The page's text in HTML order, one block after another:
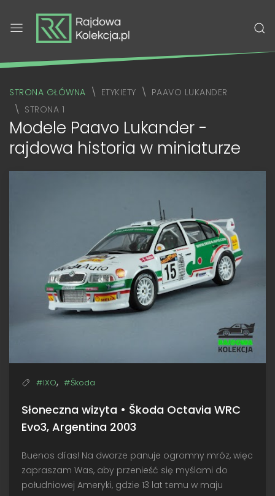
STRONA GŁÓWNA ETYKIETY
PAAVO LUKANDER
STRONA 1
Modele Paavo Lukander -
rajdowa historia w miniaturze
#IXO, #Škoda
Słoneczna wizyta • Škoda Octavia WRC
Evo3, Argentina 2003
Buenos días! Na dworze panuje ogromny mróz, więc
zapraszam Was, aby przenieść się myślami do
południowej Ameryki, gdzie 13 lat temu w maju